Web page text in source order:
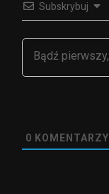
Subskrybuj
0 KOMENTARZY